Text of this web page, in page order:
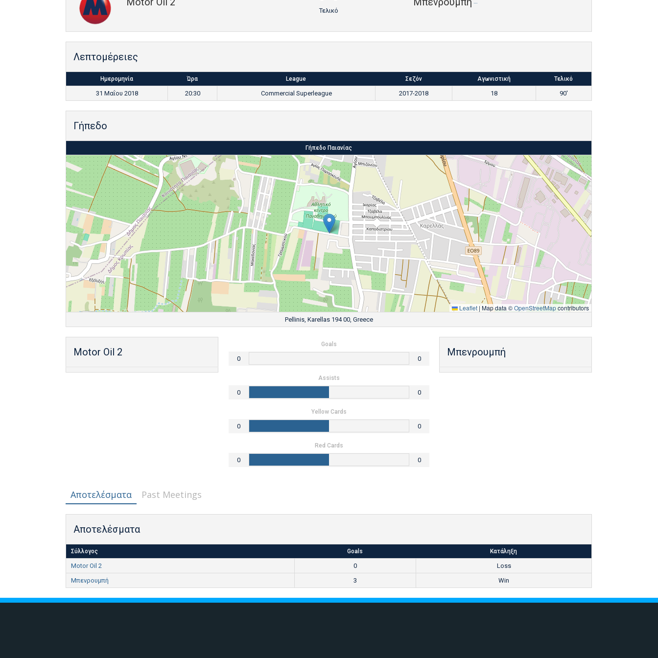
Τελικό
Λεπτομέρειες
Ημερομηνία Ώρα League Σεζόν Αγωνιστική Τελικό
31 Μαΐου 2018 20:30 Commercial Superleague 2017-2018 18 90'
Γήπεδο
Γήπεδο Παιανίας
Leaflet |Map data ©OpenStreetMapcontributors
Pellinis, Karellas 194 00, Greece
Motor Oil 2 Μπενρουμπή
Goals
0 0
Assists
0 0
Yellow Cards
0 0
Red Cards
0 0
Αποτελέσματα Past Meetings
Αποτελέσματα
Σύλλογος Goals Κατάληξη
Motor Oil 2 0
Loss
Μπενρουμπή
3 Win